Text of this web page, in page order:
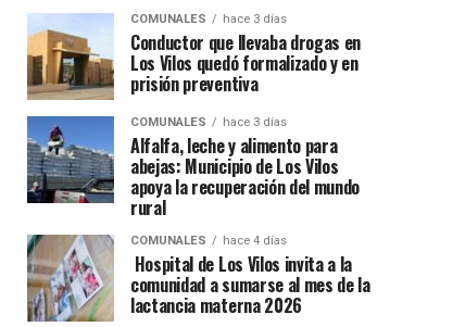
COMUNALES hace 3 días
Conductor que llevaba drogas en
Los Vilos quedó formalizado y en
prisión preventiva
COMUNALES hace 3 días
Alfalfa, leche y alimento para
abejas: Municipio de Los Vilos
apoya la recuperación del mundo
rural
COMUNALES hace 4 días
Hospital de Los Vilos invita a la
comunidad a sumarse al mes de la
lactancia materna 2026